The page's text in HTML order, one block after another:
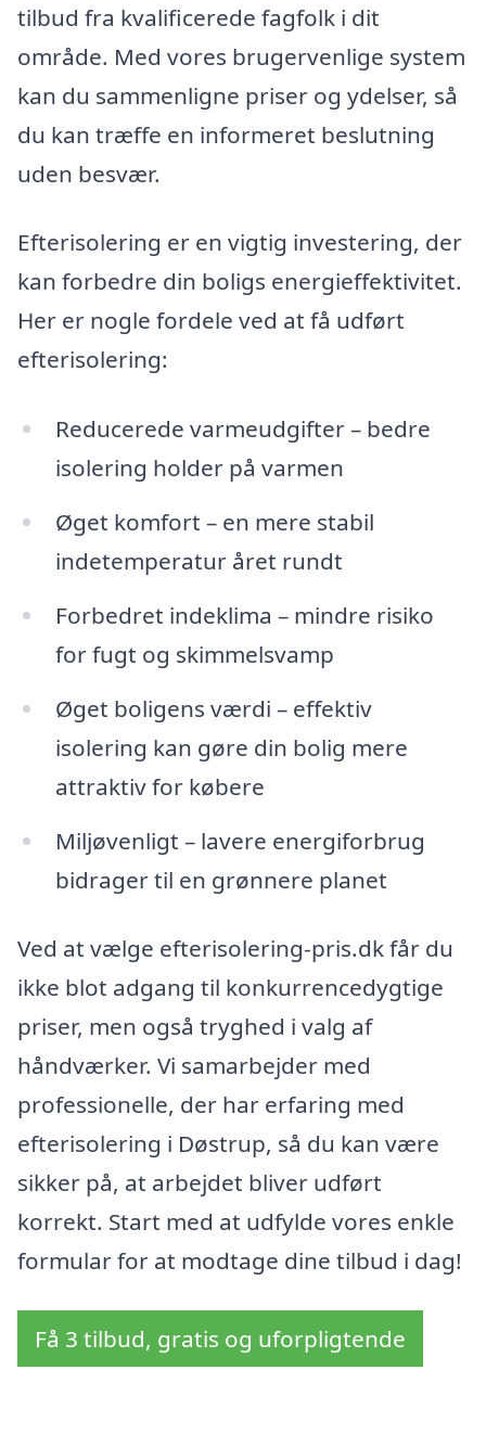
tilbud fra kvalificerede fagfolk i dit
område. Med vores brugervenlige system
kan du sammenligne priser og ydelser, så
du kan træffe en informeret beslutning
uden besvær.
Efterisolering er en vigtig investering, der
kan forbedre din boligs energieffektivitet.
Her er nogle fordele ved at få udført
efterisolering:
Reducerede varmeudgifter – bedre
isolering holder på varmen
Øget komfort – en mere stabil
indetemperatur året rundt
Forbedret indeklima – mindre risiko
for fugt og skimmelsvamp
Øget boligens værdi – effektiv
isolering kan gøre din bolig mere
attraktiv for købere
Miljøvenligt – lavere energiforbrug
bidrager til en grønnere planet
Ved at vælge efterisolering-pris.dk får du
ikke blot adgang til konkurrencedygtige
priser, men også tryghed i valg af
håndværker. Vi samarbejder med
professionelle, der har erfaring med
efterisolering i Døstrup, så du kan være
sikker på, at arbejdet bliver udført
korrekt. Start med at udfylde vores enkle
formular for at modtage dine tilbud i dag!
Få 3 tilbud, gratis og uforpligtende